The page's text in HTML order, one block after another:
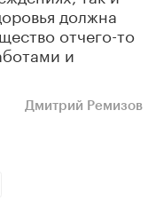
должна
отчего-то
и
Дмитрий Ремизов